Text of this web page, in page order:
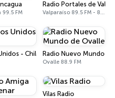
99.5 FM
Radio Portales de
Valparaíso 89.5 FM - 840 AM
- Chile Radio Nuevo Mundo
Ovalle 88.9 FM
Vilas Radio